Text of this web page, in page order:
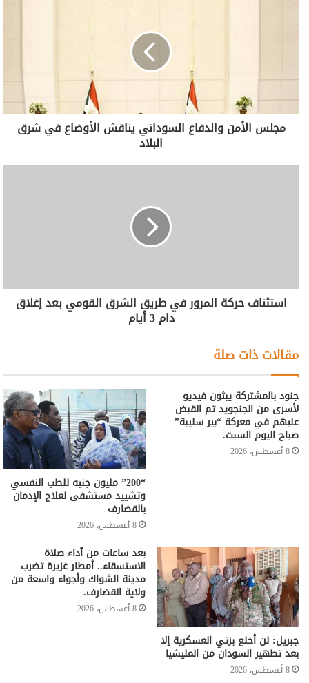
مجلس الأمن والدفاع السوداني يناقش الأوضاع في شرق
البلاد
استئناف حركة المرور في طريق الشرق القومي بعد إغلاق
دام 3 أيام
مقالات ذات صلة
جنود بالمشتركة يبثون فيديو
لأسرى من الجنجويد تم القبض
عليهم في معركة “بير سليبة”
صباح اليوم السبت.
8 أغسطس، 2026
“200” مليون جنيه للطب النفسي
وتشييد مستشفى لعلاج الإدمان
بالقضارف
8 أغسطس، 2026
جبريل: لن أخلع بزتي العسكرية إلا
بعد تطهير السودان من المليشيا
8 أغسطس، 2026
بعد ساعات من ٱداء صلاة
الاستسقاء.. أمطار غزيرة تضرب
مدينة الشواك وأجواء واسعة من
ولاية القضارف.
8 أغسطس، 2026